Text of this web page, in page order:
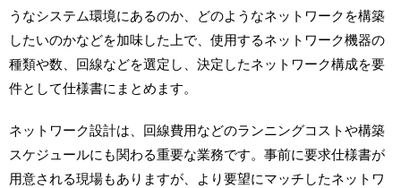
うなシステム環境にあるのか、どのようなネットワークを構築
したいのかなどを加味した上で、使用するネットワーク機器の
種類や数、回線などを選定し、決定したネットワーク構成を要
件として仕様書にまとめます。
ネットワーク設計は、回線費用などのランニングコストや構築
スケジュールにも関わる重要な業務です。事前に要求仕様書が
用意される現場もありますが、より要望にマッチしたネットワ